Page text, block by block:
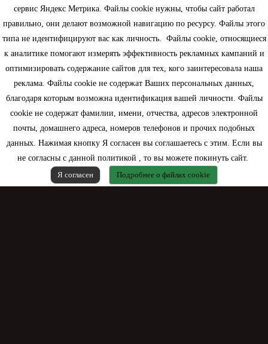
сервис Яндекс Метрика. Файлы cookie нужны, чтобы сайт работал
правильно, они делают возможной навигацию по ресурсу. Файлы этого
типа не идентифицируют вас как личность. Файлы cookie, относящиеся
к аналитике помогают измерять эффективность рекламных кампаний и
оптимизировать содержание сайтов для тех, кого заинтересовала наша
реклама. Файлы cookie не содержат Ваших персональных данных,
благодаря которым возможна идентификация вашей личности. Файлы
cookie не содержат фамилии, имени, отчества, адресов электронной
почты, домашнего адреса, номеров телефонов и прочих подобных
данных. Нажимая кнопку Я согласен вы соглашаетесь с этим. Если вы
не согласны с данной политикой , то вы можете покинуть сайт.
Я согласен
Подробнее о файлах cookie
Рассылка
Информация
Моя учетная запись
Контактная информация